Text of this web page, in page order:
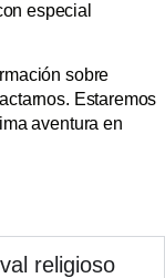
especial
sobre
Estaremos
aventura en
religioso